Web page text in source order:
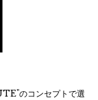
のコンセプトで選